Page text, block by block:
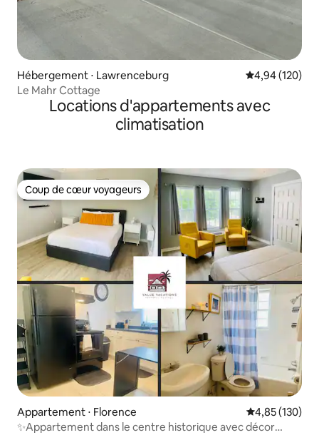
Hébergement ⋅ Lawrenceburg Évaluation
4,94 (120)
Le Mahr Cottage
Locations d'appartements avec
climatisation
Coup de cœur voyageurs
Coup de cœur voyageurs
Appartement ⋅ Florence Évaluation
4,85 (130)
✨Appartement dans le centre historique avec décor